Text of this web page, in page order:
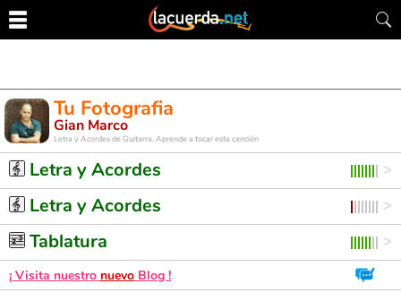
Tu Fotografia
Gian Marco
Letra y Acordes de Guitarra. Aprende a tocar esta canción
Letra y Acordes
Letra y Acordes
Tablatura
¡ Visita nuestro nuevo Blog !